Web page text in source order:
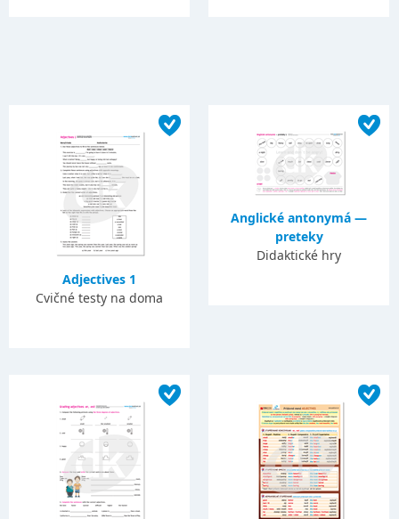
Adjectives 1
Cvičné testy na doma
Anglické antonymá —
preteky
Didaktické hry